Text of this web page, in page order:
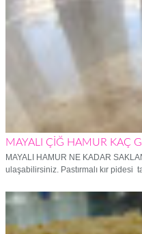
MAYALI ÇİĞ HAMUR KAÇ
MAYALI HAMUR NE KADAR
ulaşabilirsiniz. Pastırmalı kır pidesi